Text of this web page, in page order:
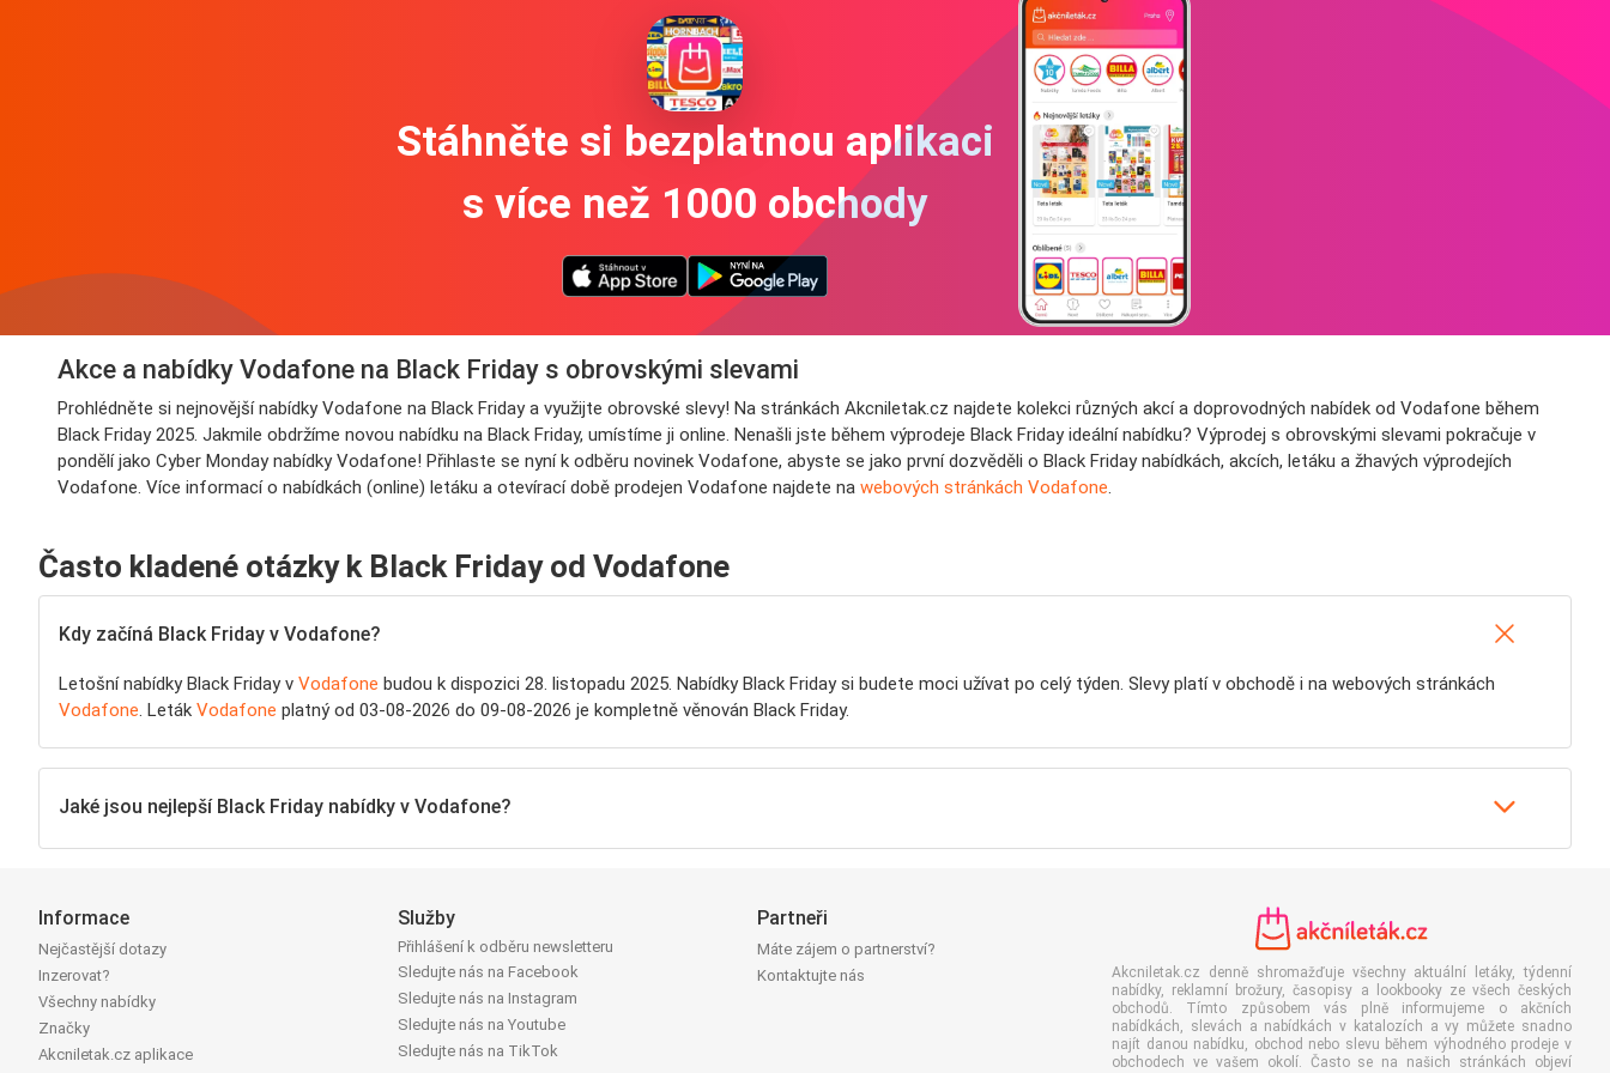
Stáhněte si bezplatnou aplikaci
s více než 1000 obchody
Akce a nabídky Vodafone na Black Friday s obrovskými slevami
Prohlédněte si nejnovější nabídky Vodafone na Black Friday a využijte obrovské slevy! Na stránkách Akcniletak.cz najdete kolekci různých akcí a doprovodných nabídek od Vodafone během
Black Friday 2025. Jakmile obdržíme novou nabídku na Black Friday, umístíme ji online. Nenašli jste během výprodeje Black Friday ideální nabídku? Výprodej s obrovskými slevami pokračuje v
pondělí jako Cyber Monday nabídky Vodafone! Přihlaste se nyní k odběru novinek Vodafone, abyste se jako první dozvěděli o Black Friday nabídkách, akcích, letáku a žhavých výprodejích
Vodafone. Více informací o nabídkách (online) letáku a otevírací době prodejen Vodafone najdete na webových stránkách Vodafone.
Často kladené otázky k Black Friday od Vodafone
Kdy začíná Black Friday v Vodafone?
Letošní nabídky Black Friday v Vodafone budou k dispozici 28. listopadu 2025. Nabídky Black Friday si budete moci užívat po celý týden. Slevy platí v obchodě i na webových stránkách
Vodafone. Leták Vodafone platný od 03-08-2026 do 09-08-2026 je kompletně věnován Black Friday.
Jaké jsou nejlepší Black Friday nabídky v Vodafone?
Informace
Nejčastější dotazy
Inzerovat?
Všechny nabídky
Značky
Akcniletak.cz aplikace
Služby
Přihlášení k odběru newsletteru
Sledujte nás na Facebook
Sledujte nás na Instagram
Sledujte nás na Youtube
Sledujte nás na TikTok
Partneři
Máte zájem o partnerství?
Kontaktujte nás
Akcniletak.cz denně shromažďuje všechny aktuální letáky, týdenní
nabídky, reklamní brožury, časopisy a lookbooky ze všech českých
obchodů. Tímto způsobem vás plně informujeme o akčních
nabídkách, slevách a nabídkách v katalozích a vy můžete snadno
najít danou nabídku, obchod nebo slevu během výhodného prodeje v
obchodech ve vašem okolí. Často se na našich stránkách objeví